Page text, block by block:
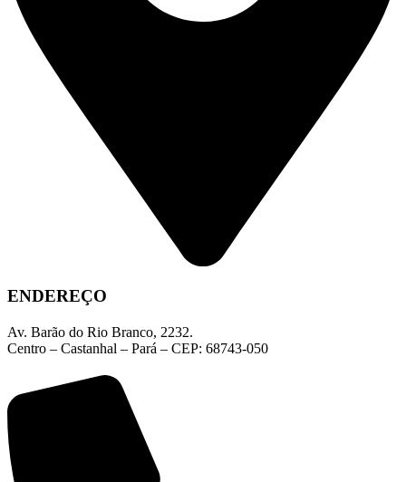
ENDEREÇO
Av. Barão do Rio Branco, 2232.
Centro – Castanhal – Pará – CEP: 68743-050